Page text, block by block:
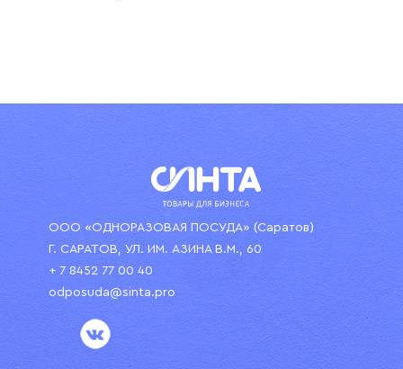
ООО «ОДНОРАЗОВАЯ ПОСУДА» (Саратов)
Г. САРАТОВ, УЛ. ИМ. АЗИНА В.М., 60
+ 7 8452 77 00 40
odposuda@sinta.pro